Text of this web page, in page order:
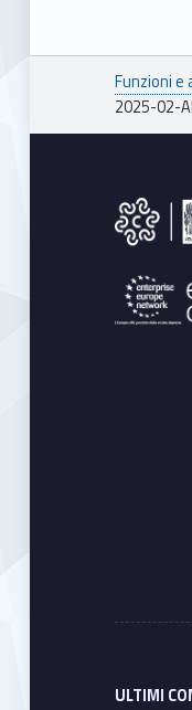
Funzioni
2025-02-
Footer
ULTIMI